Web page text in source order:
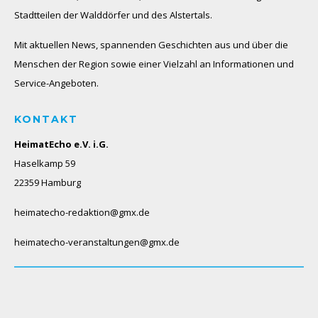
Stadtteilen der Walddörfer und des Alstertals.
Mit aktuellen News, spannenden Geschichten aus und über die
Menschen der Region sowie einer Vielzahl an Informationen und
Service-Angeboten.
KONTAKT
HeimatEcho e.V. i.G.
Haselkamp 59
22359 Hamburg
heimatecho-redaktion@gmx.de
heimatecho-veranstaltungen@gmx.de